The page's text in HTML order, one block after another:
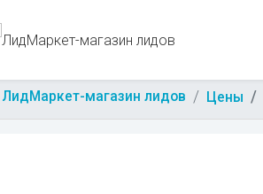
ЛидМаркет-магазин лидов Цены